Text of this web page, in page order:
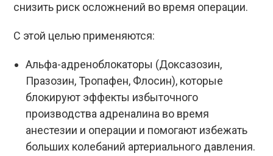
снизить риск осложнений во время операции.
С этой целью применяются:
Альфа-адреноблокаторы (Доксазозин,
Празозин, Тропафен, Флосин), которые
блокируют эффекты избыточного
производства адреналина во время
анестезии и операции и помогают избежать
больших колебаний артериального давления.